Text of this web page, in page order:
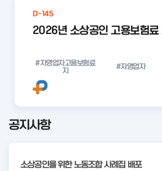
D-145
2026년 소상공인 고용보험료
#자영업자고용보험료
지
#자영업자
I공지사항
소상공인을 위한 노동조합 사례집 배포